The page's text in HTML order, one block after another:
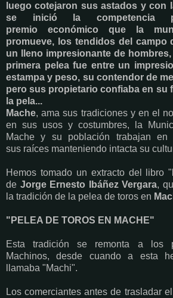
luego cotejaron sus astados y con
se inició la competencia
premio económico que la
promueve, los tendidos del campo
un lleno impresionante de
primera pelea fue entre un
estampa y peso, su contendor de
pero sus propietario confiaba en su
la pela...
Mache, ama sus tradiciones y en el
en sus usos y costumbres, la
Mache y su población trabajan en
sus raíces manteniendo intacta su
Hemos tomado un extracto del libro "
de Jorge Ernesto Ibáñez Vergara,
la tradición de la pelea de toros en
"PELEA DE TOROS EN MACHE"
Esta tradición se remonta a los
Machinos, desde cuando a esta
llamaba "Machi".
Los comerciantes antes de trasladar